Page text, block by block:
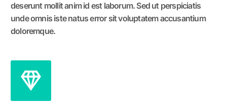
deserunt mollit anim id est laborum. Sed ut perspiciatis
unde omnis iste natus error sit voluptatem accusantium
doloremque.